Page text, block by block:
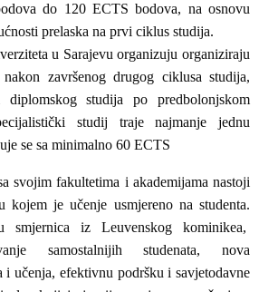
do 120 ECTS bodova, na osnovu
prelaska na prvi ciklus studija.
u Sarajevu organizuju organiziraju
završenog drugog ciklusa studija,
studija po predbolonjskom
studij traje najmanje jednu
se sa minimalno 60 ECTS
svojim fakultetima i akademijama nastoji
kojem je učenje usmjereno na studenta.
iz Leuvenskog kominikea,
samostalnijih studenata, nova
i učenja, efektivnu podršku i savjetodavne